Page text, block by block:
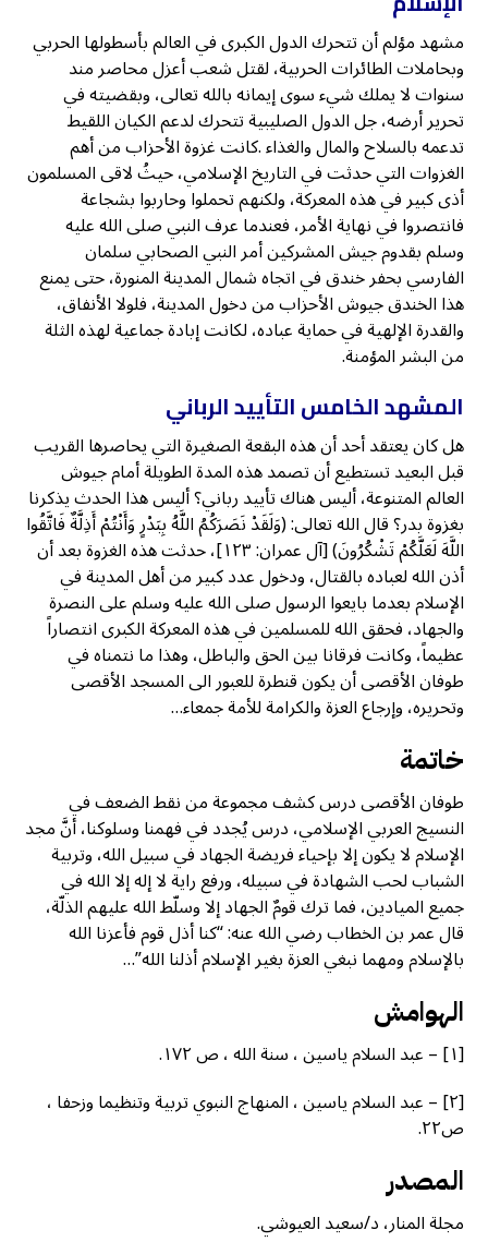
مشهد مؤلم أن تتحرك الدول الكبرى في العالم بأسطولها الحربي
وبحاملات الطائرات الحربية، لقتل شعب أعزل محاصر مند
سنوات لا يملك شيء سوى إيمانه بالله تعالى، وبقضيته في
تحرير أرضه، جل الدول الصليبية تتحرك لدعم الكيان اللقيط
تدعمه بالسلاح والمال والغذاء .كانت غزوة الأحزاب من أهم
الغزوات التي حدثت في التاريخ الإسلامي، حيثُ لاقى المسلمون
أذى كبير في هذه المعركة، ولكنهم تحملوا وحاربوا بشجاعة
فانتصروا في نهاية الأمر، فعندما عرف النبي صلى الله عليه
وسلم بقدوم جيش المشركين أمر النبي الصحابي سلمان
الفارسي بحفر خندق في اتجاه شمال المدينة المنورة، حتى يمنع
هذا الخندق جيوش الأحزاب من دخول المدينة، فلولا الأنفاق،
والقدرة الإلهية في حماية عباده، لكانت إبادة جماعية لهذه الثلة
من البشر المؤمنة.
المشهد الخامس التأييد الرباني
هل كان يعتقد أحد أن هذه البقعة الصغيرة التي يحاصرها القريب
قبل البعيد تستطيع أن تصمد هذه المدة الطويلة أمام جيوش
العالم المتنوعة، أليس هناك تأييد رباني؟ أليس هذا الحدث يذكرنا
بغزوة بدر؟ قال الله تعالى: (وَلَقَدْ نَصَرَكُمُ اللَّهُ بِبَدْرٍ وَأَنْتُمْ أَذِلَّةٌ فَاتَّقُوا
اللَّهَ لَعَلَّكُمْ تَشْكُرُونَ) [آل عمران: ١٢٣]، حدثت هذه الغزوة بعد أن
أذن الله لعباده بالقتال، ودخول عدد كبير من أهل المدينة في
الإسلام بعدما بايعوا الرسول صلى الله عليه وسلم على النصرة
والجهاد، فحقق الله للمسلمين في هذه المعركة الكبرى انتصاراً
عظيماً، وكانت فرقانا بين الحق والباطل، وهذا ما نتمناه في
طوفان الأقصى أن يكون قنطرة للعبور الى المسجد الأقصى
وتحريره، وإرجاع العزة والكرامة للأمة جمعاء…
خاتمة
طوفان الأقصى درس كشف مجموعة من نقط الضعف في
النسيج العربي الإسلامي، درس يُجدد في فهمنا وسلوكنا، أنَّ مجد
الإسلام لا يكون إلا بإحياء فريضة الجهاد في سبيل الله، وتربية
الشباب لحب الشهادة في سبيله، ورفع راية لا إله إلا الله في
جميع الميادين، فما ترك قومٌ الجهاد إلا وسلّط الله عليهم الذلّة،
قال عمر بن الخطاب رضي الله عنه: “كنا أذل قوم فأعزنا الله
بالإسلام ومهما نبغي العزة بغير الإسلام أذلنا الله”…
الهوامش
[١] – عبد السلام ياسين ، سنة الله ، ص ١٧٢.
[٢] – عبد السلام ياسين ، المنهاج النبوي تربية وتنظيما وزحفا ،
ص٢٢.
المصدر
مجلة المنار، د/سعيد العيوشي.